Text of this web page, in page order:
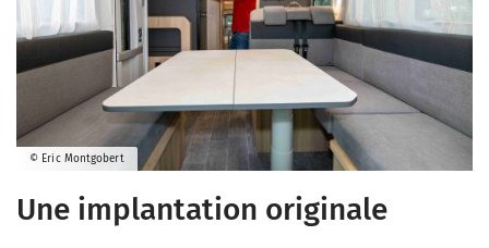
© Eric Montgobert
Une implantation originale